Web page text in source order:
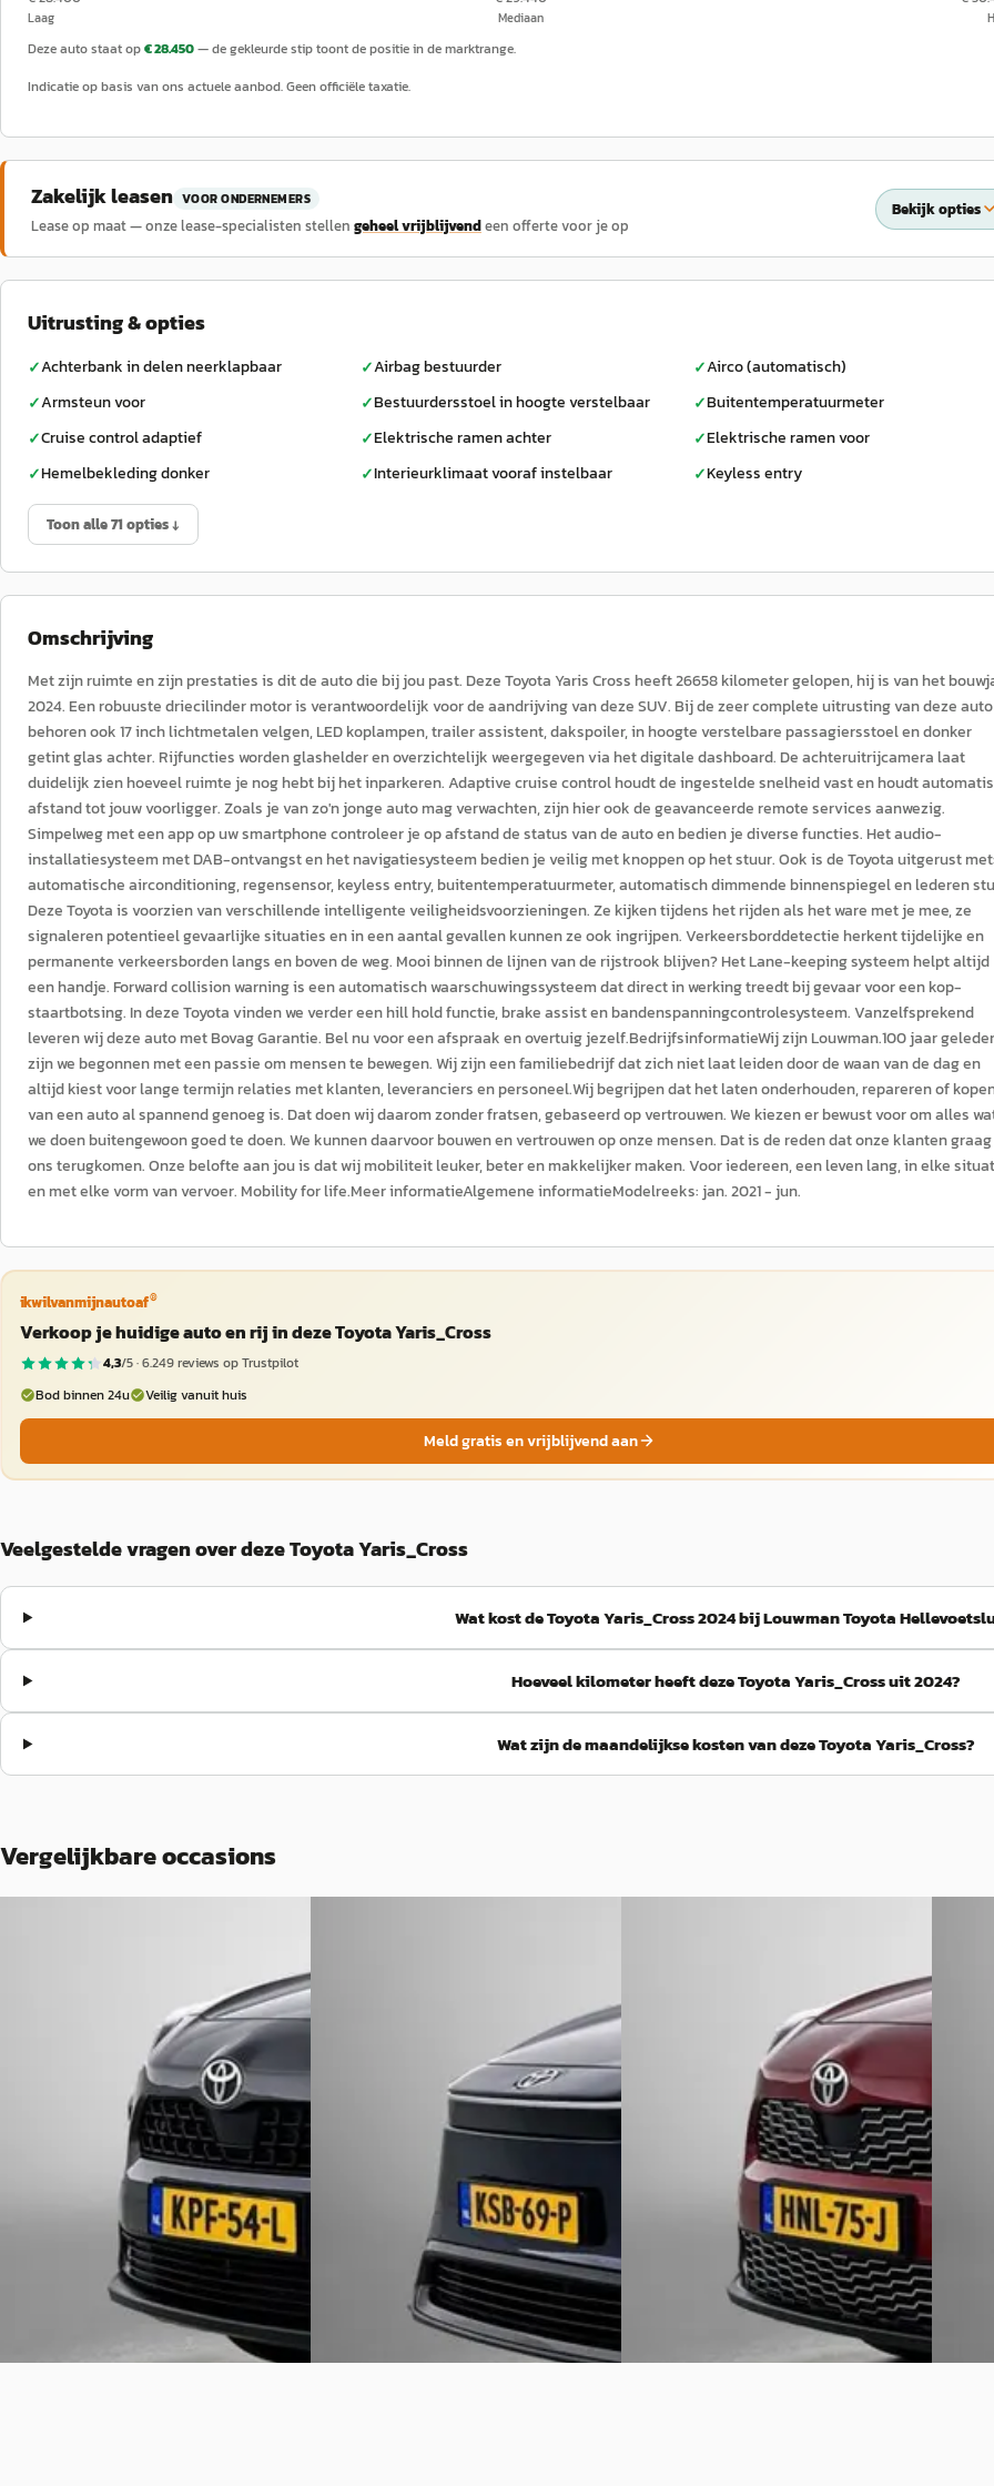
Laag Mediaan
Deze auto staat op€ 28.450— de gekleurde stip toont de positie in de marktrange.
Indicatie op basis van ons actuele aanbod. Geen officiële taxatie.
Zakelijk leasen VOOR ONDERNEMERS
Lease op maat — onze lease-specialisten stellen geheel vrijblijvendeen offerte voor je op
Bekijk opties
Uitrusting & opties
✓Achterbank in delen neerklapbaar ✓Airbag bestuurder ✓Airco (automatisch)
✓Armsteun voor ✓Bestuurdersstoel in hoogte verstelbaar ✓Buitentemperatuurmeter
✓Cruise control adaptief ✓Elektrische ramen achter ✓Elektrische ramen voor
✓Hemelbekleding donker ✓Interieurklimaat vooraf instelbaar ✓Keyless entry
Toon alle 71 opties ↓
Omschrijving
Met zijn ruimte en zijn prestaties is dit de auto die bij jou past. Deze Toyota Yaris Cross heeft 26658 kilometer gelopen, hij is van het
2024. Een robuuste driecilinder motor is verantwoordelijk voor de aandrijving van deze SUV. Bij de zeer complete uitrusting van deze auto
behoren ook 17 inch lichtmetalen velgen, LED koplampen, trailer assistent, dakspoiler, in hoogte verstelbare passagiersstoel en donker
getint glas achter. Rijfuncties worden glashelder en overzichtelijk weergegeven via het digitale dashboard. De achteruitrijcamera laat
duidelijk zien hoeveel ruimte je nog hebt bij het inparkeren. Adaptive cruise control houdt de ingestelde snelheid vast en houdt
afstand tot jouw voorligger. Zoals je van zo'n jonge auto mag verwachten, zijn hier ook de geavanceerde remote services aanwezig.
Simpelweg met een app op uw smartphone controleer je op afstand de status van de auto en bedien je diverse functies. Het audio-
installatiesysteem met DAB-ontvangst en het navigatiesysteem bedien je veilig met knoppen op het stuur. Ook is de Toyota uitgerust met:
automatische airconditioning, regensensor, keyless entry, buitentemperatuurmeter, automatisch dimmende binnenspiegel en lederen
Deze Toyota is voorzien van verschillende intelligente veiligheidsvoorzieningen. Ze kijken tijdens het rijden als het ware met je mee, ze
signaleren potentieel gevaarlijke situaties en in een aantal gevallen kunnen ze ook ingrijpen. Verkeersborddetectie herkent tijdelijke en
permanente verkeersborden langs en boven de weg. Mooi binnen de lijnen van de rijstrook blijven? Het Lane-keeping systeem helpt altijd
een handje. Forward collision warning is een automatisch waarschuwingssysteem dat direct in werking treedt bij gevaar voor een kop-
staartbotsing. In deze Toyota vinden we verder een hill hold functie, brake assist en bandenspanningcontrolesysteem. Vanzelfsprekend
leveren wij deze auto met Bovag Garantie. Bel nu voor een afspraak en overtuig jezelf.BedrijfsinformatieWij zijn Louwman.100 jaar
zijn we begonnen met een passie om mensen te bewegen. Wij zijn een familiebedrijf dat zich niet laat leiden door de waan van de dag en
altijd kiest voor lange termijn relaties met klanten, leveranciers en personeel.Wij begrijpen dat het laten onderhouden, repareren of
van een auto al spannend genoeg is. Dat doen wij daarom zonder fratsen, gebaseerd op vertrouwen. We kiezen er bewust voor om alles
we doen buitengewoon goed te doen. We kunnen daarvoor bouwen en vertrouwen op onze mensen. Dat is de reden dat onze klanten
ons terugkomen. Onze belofte aan jou is dat wij mobiliteit leuker, beter en makkelijker maken. Voor iedereen, een leven lang, in elke
en met elke vorm van vervoer. Mobility for life.Meer informatieAlgemene informatieModelreeks: jan. 2021 - jun.
ikwilvanmijnautoaf®
Verkoop je huidige auto en rij in deze Toyota Yaris_Cross
4,3/5 ·6.249reviews op Trustpilot
Bod binnen 24u
Veilig vanuit huis
Meld gratis en vrijblijvend aan
Veelgestelde vragen over deze Toyota Yaris_Cross
Wat kost de Toyota Yaris_Cross 2024 bij Louwman Toyota
Hoeveel kilometer heeft deze Toyota Yaris_Cross uit 2024?
Wat zijn de maandelijkse kosten van deze Toyota Yaris_Cross?
Vergelijkbare occasions
2025 · 32.664 km · Hybride · Automaat
Louwman Toyota Roosendaal·
4,3(277)
Bekijk aanbieding →
2023 · 18.835 km · Electra · Automaat
Louwman Toyota Roosendaal·
4,3(277)
Bekijk aanbieding →
2024 · 14.026 km · Hybride · Automaat
Louwman Toyota Tilburg· Tilburg
Bekijk aanbieding →
2023